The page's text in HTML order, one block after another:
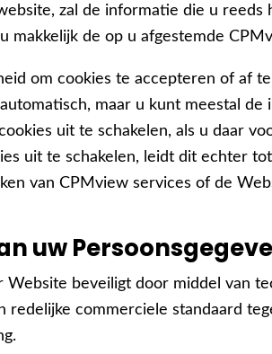
zal de informatie die u reeds
makkelijk de op u afgestemde
om cookies te accepteren of af
maar u kunt meestal
uit te schakelen, als u daar
uit te schakelen, leidt dit echter
van CPMview services of de
uw
Website beveiligt door middel van
redelijke commerciele standaard